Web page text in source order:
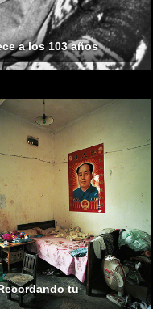
a los 103 años
tu